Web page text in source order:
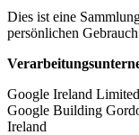
Dies ist eine
persönlichen
Google Ireland Limited
Google Building
Ireland